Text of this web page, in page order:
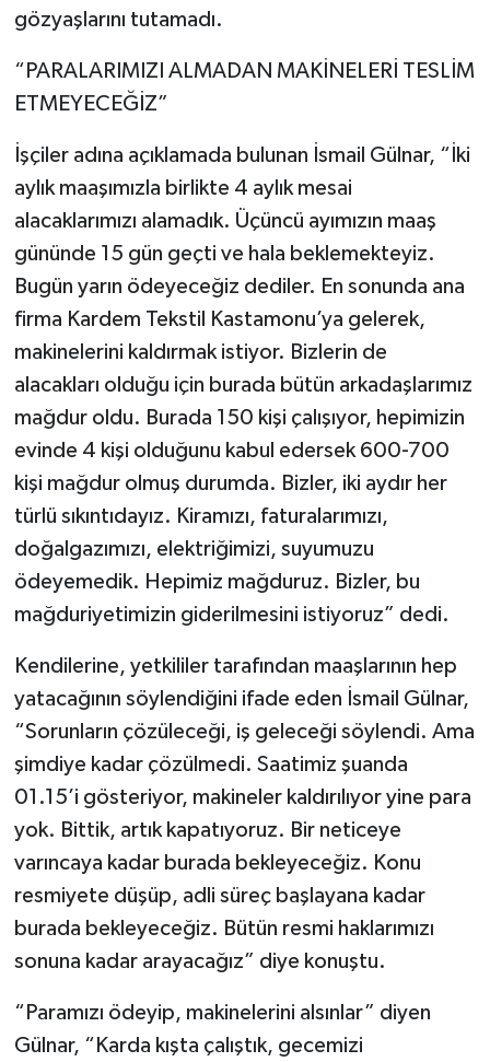
gözyaşlarını tutamadı.
“PARALARIMIZI ALMADAN MAKİNELERİ TESLİM
ETMEYECEĞİZ”
İşçiler adına açıklamada bulunan İsmail Gülnar, “İki
aylık maaşımızla birlikte 4 aylık mesai
alacaklarımızı alamadık. Üçüncü ayımızın maaş
gününde 15 gün geçti ve hala beklemekteyiz.
Bugün yarın ödeyeceğiz dediler. En sonunda ana
firma Kardem Tekstil Kastamonu’ya gelerek,
makinelerini kaldırmak istiyor. Bizlerin de
alacakları olduğu için burada bütün arkadaşlarımız
mağdur oldu. Burada 150 kişi çalışıyor, hepimizin
evinde 4 kişi olduğunu kabul edersek 600-700
kişi mağdur olmuş durumda. Bizler, iki aydır her
türlü sıkıntıdayız. Kiramızı, faturalarımızı,
doğalgazımızı, elektriğimizi, suyumuzu
ödeyemedik. Hepimiz mağduruz. Bizler, bu
mağduriyetimizin giderilmesini istiyoruz” dedi.
Kendilerine, yetkililer tarafından maaşlarının hep
yatacağının söylendiğini ifade eden İsmail Gülnar,
“Sorunların çözüleceği, iş geleceği söylendi. Ama
şimdiye kadar çözülmedi. Saatimiz şuanda
01.15’i gösteriyor, makineler kaldırılıyor yine para
yok. Bittik, artık kapatıyoruz. Bir neticeye
varıncaya kadar burada bekleyeceğiz. Konu
resmiyete düşüp, adli süreç başlayana kadar
burada bekleyeceğiz. Bütün resmi haklarımızı
sonuna kadar arayacağız” diye konuştu.
“Paramızı ödeyip, makinelerini alsınlar” diyen
Gülnar, “Karda kışta çalıştık, gecemizi